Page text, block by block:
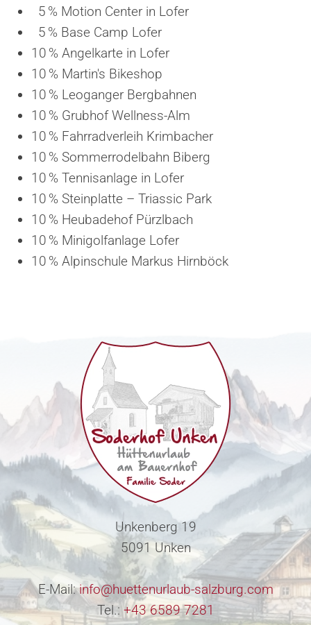
5 % Motion Center in Lofer
5 % Base Camp Lofer
10 % Angelkarte in Lofer
10 % Martin's Bikeshop
10 % Leoganger Bergbahnen
10 % Grubhof Wellness-Alm
10 % Fahrradverleih Krimbacher
10 % Sommerrodelbahn Biberg
10 % Tennisanlage in Lofer
10 % Steinplatte – Triassic Park
10 % Heubadehof Pürzlbach
10 % Minigolfanlage Lofer
10 % Alpinschule Markus Hirnböck
Unkenberg 19
5091 Unken
E-Mail:info@huettenurlaub-salzburg.com
Tel.: +43 6589 7281